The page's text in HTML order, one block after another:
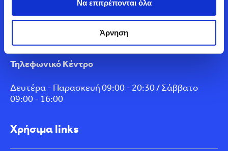
Να επιτρέπονται όλα
Άρνηση
Service & Φανοβαφείο
Δευτέρα - Παρασκευή 08:00 - 18:00
Τηλεφωνικό Κέντρο
Δευτέρα - Παρασκευή 09:00 - 20:30 / Σάββατο
09:00 - 16:00
Χρήσιμα links